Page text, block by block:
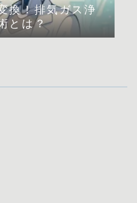
換！排気ガス浄
とは？